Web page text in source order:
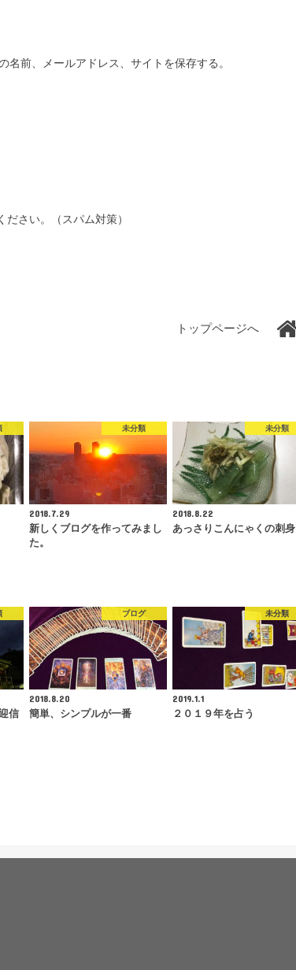
前、メールアドレス、サイトを保存する。
さい。（スパム対策）
トップページへ
未分類
2018.7.29
新しくブログを作ってみまし
た。
未分類
2018.8.22
あっさりこんにゃくの刺身
信
ブログ
2018.8.20
簡単、シンプルが一番
未分類
2019.1.1
２０１９年を占う